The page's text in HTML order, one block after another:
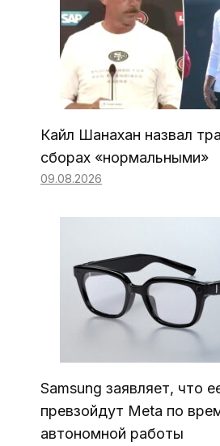
Кайл Шанахан назвал
сборах «нормальными»
09.08.2026
Samsung заявляет, что
превзойдут Meta по
автономной работы